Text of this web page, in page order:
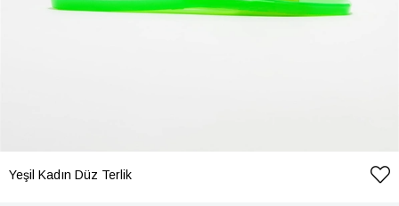
Yeşil Kadın Düz Terlik